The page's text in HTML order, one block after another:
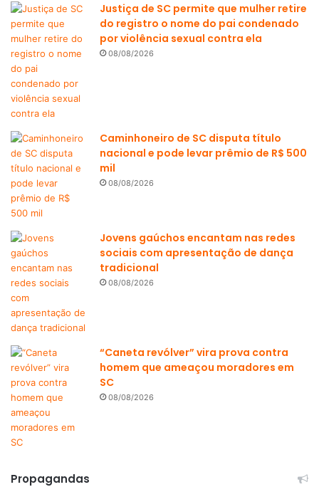
Justiça de SC permite que mulher retire
do registro o nome do pai condenado
por violência sexual contra ela
08/08/2026
Caminhoneiro de SC disputa título
nacional e pode levar prêmio de R$ 500
mil
08/08/2026
Jovens gaúchos encantam nas redes
sociais com apresentação de dança
tradicional
08/08/2026
“Caneta revólver” vira prova contra
homem que ameaçou moradores em
SC
08/08/2026
Propagandas